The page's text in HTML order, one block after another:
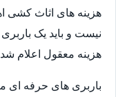
هزینه های اثاث کشی
نیست و باید یک
هزینه معقول اعلام
باربری های حرفه ای